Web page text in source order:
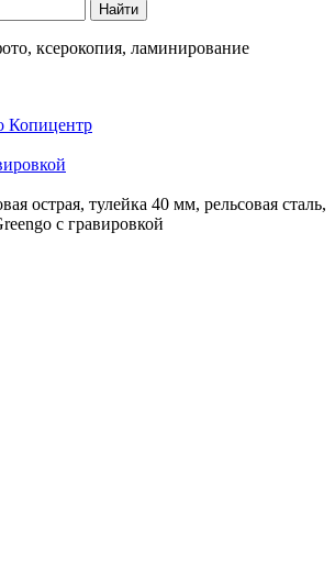
Найти
ксерокопия, ламинирование
Копицентр
острая, тулейка 40 мм, рельсовая сталь,
с гравировкой